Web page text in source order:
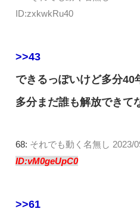
ID:zxkwkRu40
>>43
できるっぽいけど多分40
多分まだ誰も解放できて
68: それでも動く名無し 2023/
ID:vM0geUpC0
>>61